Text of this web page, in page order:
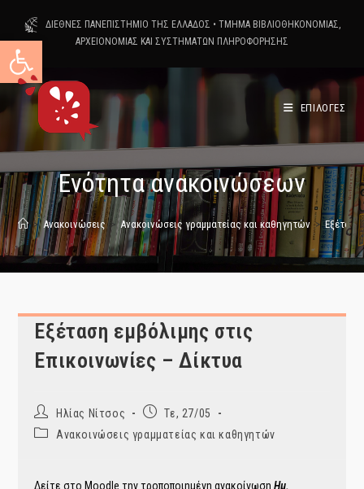
Ανοίξτε τη γραμμή εργαλείων
content
ΔΙΕΘΝΕΣ ΠΑΝΕΠΙΣΤΗΜΙΟ ΤΗΣ ΕΛΛΑΔΟΣ • ΤΜΗΜΑ ΒΙΒΛΙΟΘΗΚΟΝΟΜΙΑΣ,
ΑΡΧΕΙΟΝΟΜΙΑΣ ΚΑΙ ΣΥΣΤΗΜΑΤΩΝ ΠΛΗΡΟΦΟΡΗΣΗΣ
ΕΠΙΛΟΓΕΣ
Ενότητα ανακοινώσεων
> Ανακοινώσεις > Ανακοινώσεις γραμματείας και καθηγητών > Εξέταση
Εξέταση εμβόλιμης στις
Επικοινωνίες – Δίκτυα
Post
author:
Ηλίας Νίτσος
PostΤε, 27/05
PostΑνακοινώσεις γραμματείας και καθηγητών
Δείτε στο Moodle την τροποποιημένη ανακοίνωσηΗμ.